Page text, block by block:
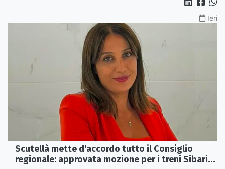
Ieri
Scutellà mette d'accordo tutto il Consiglio
regionale: approvata mozione per i treni Sibari-